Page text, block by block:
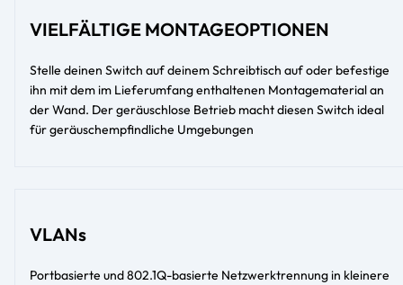
VIELFÄLTIGE MONTAGEOPTIONEN
Stelle deinen Switch auf deinem Schreibtisch auf oder befestige
ihn mit dem im Lieferumfang enthaltenen Montagematerial an
der Wand. Der geräuschlose Betrieb macht diesen Switch ideal
für geräuschempfindliche Umgebungen
VLANs
Portbasierte und 802.1Q-basierte Netzwerktrennung in kleinere